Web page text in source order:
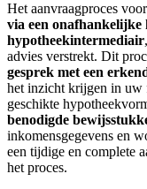
Het aanvraagproces
via een
hypotheekintermediair
advies verstrekt. Dit
gesprek met een
het inzicht krijgen in uw
geschikte
benodigde
inkomensgegevens en
een tijdige en complete
het proces.